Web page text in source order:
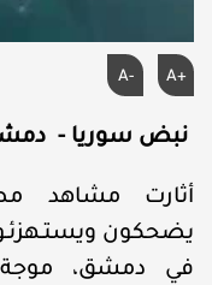
A+
A-
نبض سوريا -
أثارت مشاهد
يضحكون
في دمشق، موجة